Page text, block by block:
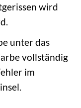
wird
unter das
vollständig
im